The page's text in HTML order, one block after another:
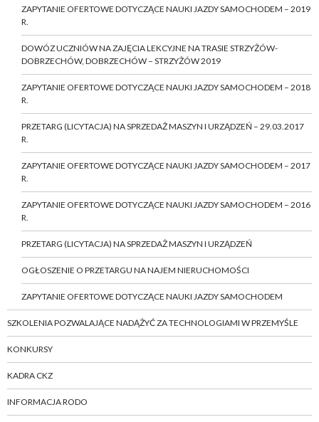
ZAPYTANIE OFERTOWE DOTYCZĄCE NAUKI JAZDY SAMOCHODEM – 2019
R.
DOWÓZ UCZNIÓW NA ZAJĘCIA LEKCYJNE NA TRASIE STRZYŻÓW-
DOBRZECHÓW, DOBRZECHÓW – STRZYŻÓW 2019
ZAPYTANIE OFERTOWE DOTYCZĄCE NAUKI JAZDY SAMOCHODEM – 2018
R.
PRZETARG (LICYTACJA) NA SPRZEDAŻ MASZYN I URZĄDZEŃ – 29.03.2017
R.
ZAPYTANIE OFERTOWE DOTYCZĄCE NAUKI JAZDY SAMOCHODEM – 2017
R.
ZAPYTANIE OFERTOWE DOTYCZĄCE NAUKI JAZDY SAMOCHODEM – 2016
R.
PRZETARG (LICYTACJA) NA SPRZEDAŻ MASZYN I URZĄDZEŃ
OGŁOSZENIE O PRZETARGU NA NAJEM NIERUCHOMOŚCI
ZAPYTANIE OFERTOWE DOTYCZĄCE NAUKI JAZDY SAMOCHODEM
SZKOLENIA POZWALAJĄCE NADĄŻYĆ ZA TECHNOLOGIAMI W PRZEMYŚLE
KONKURSY
KADRA CKZ
INFORMACJA RODO